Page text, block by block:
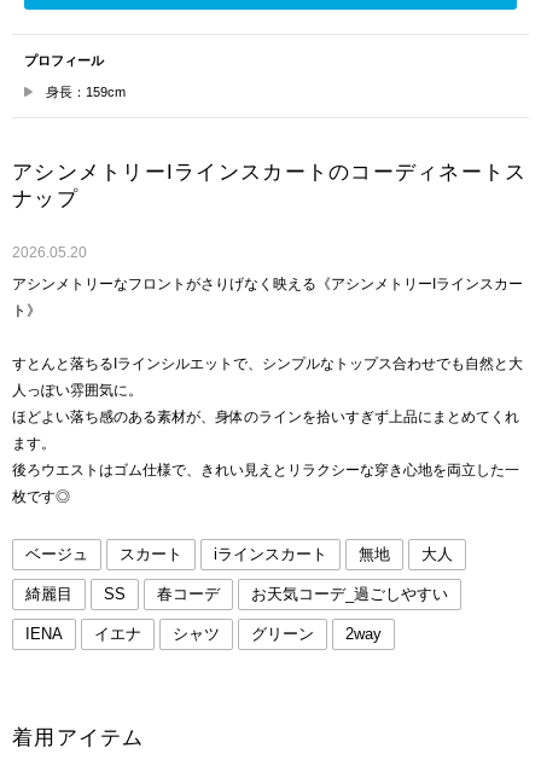
プロフィール
身長：159cm
アシンメトリーIラインスカートのコーディネートス
ナップ
2026.05.20
アシンメトリーなフロントがさりげなく映える《アシンメトリーIラインスカー
ト》
すとんと落ちるIラインシルエットで、シンプルなトップス合わせでも自然と大
人っぽい雰囲気に。
ほどよい落ち感のある素材が、身体のラインを拾いすぎず上品にまとめてくれ
ます。
後ろウエストはゴム仕様で、きれい見えとリラクシーな穿き心地を両立した一
枚です◎
ベージュ スカート iラインスカート 無地 大人
綺麗目 SS 春コーデ お天気コーデ_過ごしやすい
IENA イエナ シャツ グリーン 2way
着用アイテム